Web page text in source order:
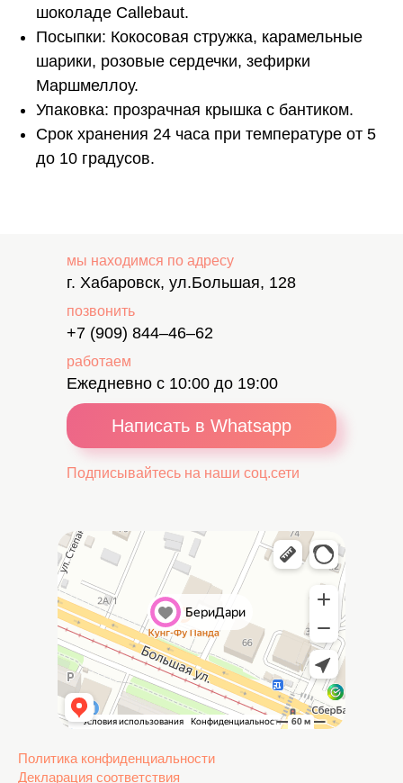
шоколаде Callebaut.
Посыпки: Кокосовая стружка, карамельные
шарики, розовые сердечки, зефирки
Маршмеллоу.
Упаковка: прозрачная крышка с бантиком.
Срок хранения 24 часа при температуре от 5
до 10 градусов.
+7 (909) 844–46–62
позвонить
работаем
мы находимся по адресу
г. Хабаровск, ул.Большая, 128
Ежедневно с 10:00 до 19:00
Подписывайтесь на наши соц.сети
Написать в Whatsapp
Политика конфиденциальности
Декларация соответствия